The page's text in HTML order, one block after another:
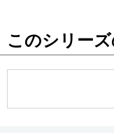
このシリー